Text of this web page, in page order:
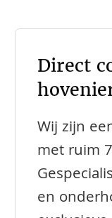
Direct
Wij zijn
met ruim
en